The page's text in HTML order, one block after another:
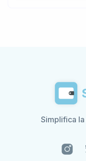
Simplifica la